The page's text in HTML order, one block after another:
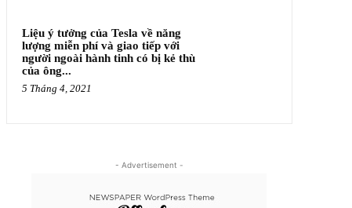
Liệu ý tưởng của Tesla về năng
lượng miễn phí và giao tiếp với
người ngoài hành tinh có bị kẻ thù
của ông...
5 Tháng 4, 2021
- Advertisement -